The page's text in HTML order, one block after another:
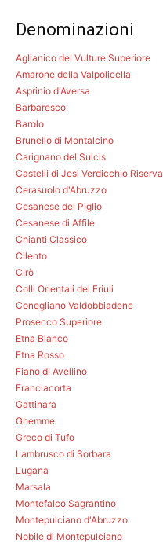
Denominazioni
Aglianico del Vulture Superiore
Amarone della Valpolicella
Asprinio d'Aversa
Barbaresco
Barolo
Brunello di Montalcino
Carignano del Sulcis
Castelli di Jesi Verdicchio Riserva
Cerasuolo d'Abruzzo
Cesanese del Piglio
Cesanese di Affile
Chianti Classico
Cilento
Cirò
Colli Orientali del Friuli
Conegliano Valdobbiadene
Prosecco Superiore
Etna Bianco
Etna Rosso
Fiano di Avellino
Franciacorta
Gattinara
Ghemme
Greco di Tufo
Lambrusco di Sorbara
Lugana
Marsala
Montefalco Sagrantino
Montepulciano d'Abruzzo
Nobile di Montepulciano